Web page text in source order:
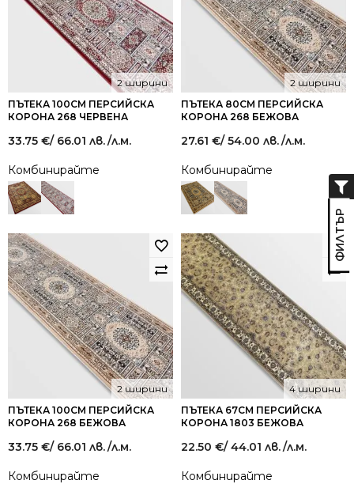
ПЪТЕКА 100СМ ПЕРСИЙСКА
КОРОНА 268 ЧЕРВЕНА
2 ширини
33.75 €/ 66.01 лв./л.м.
Комбинирайте
ПЪТЕКА 80СМ ПЕРСИЙСКА
КОРОНА 268 БЕЖОВА
2 ширини
27.61 €/ 54.00 лв./л.м.
Комбинирайте
ПЪТЕКА 100СМ ПЕРСИЙСКА
КОРОНА 268 БЕЖОВА
2 ширини
33.75 €/ 66.01 лв./л.м.
Комбинирайте
ПЪТЕКА 67СМ ПЕРСИЙСКА
КОРОНА 1803 БЕЖОВА
4 ширини
22.50 €/ 44.01 лв./л.м.
Комбинирайте